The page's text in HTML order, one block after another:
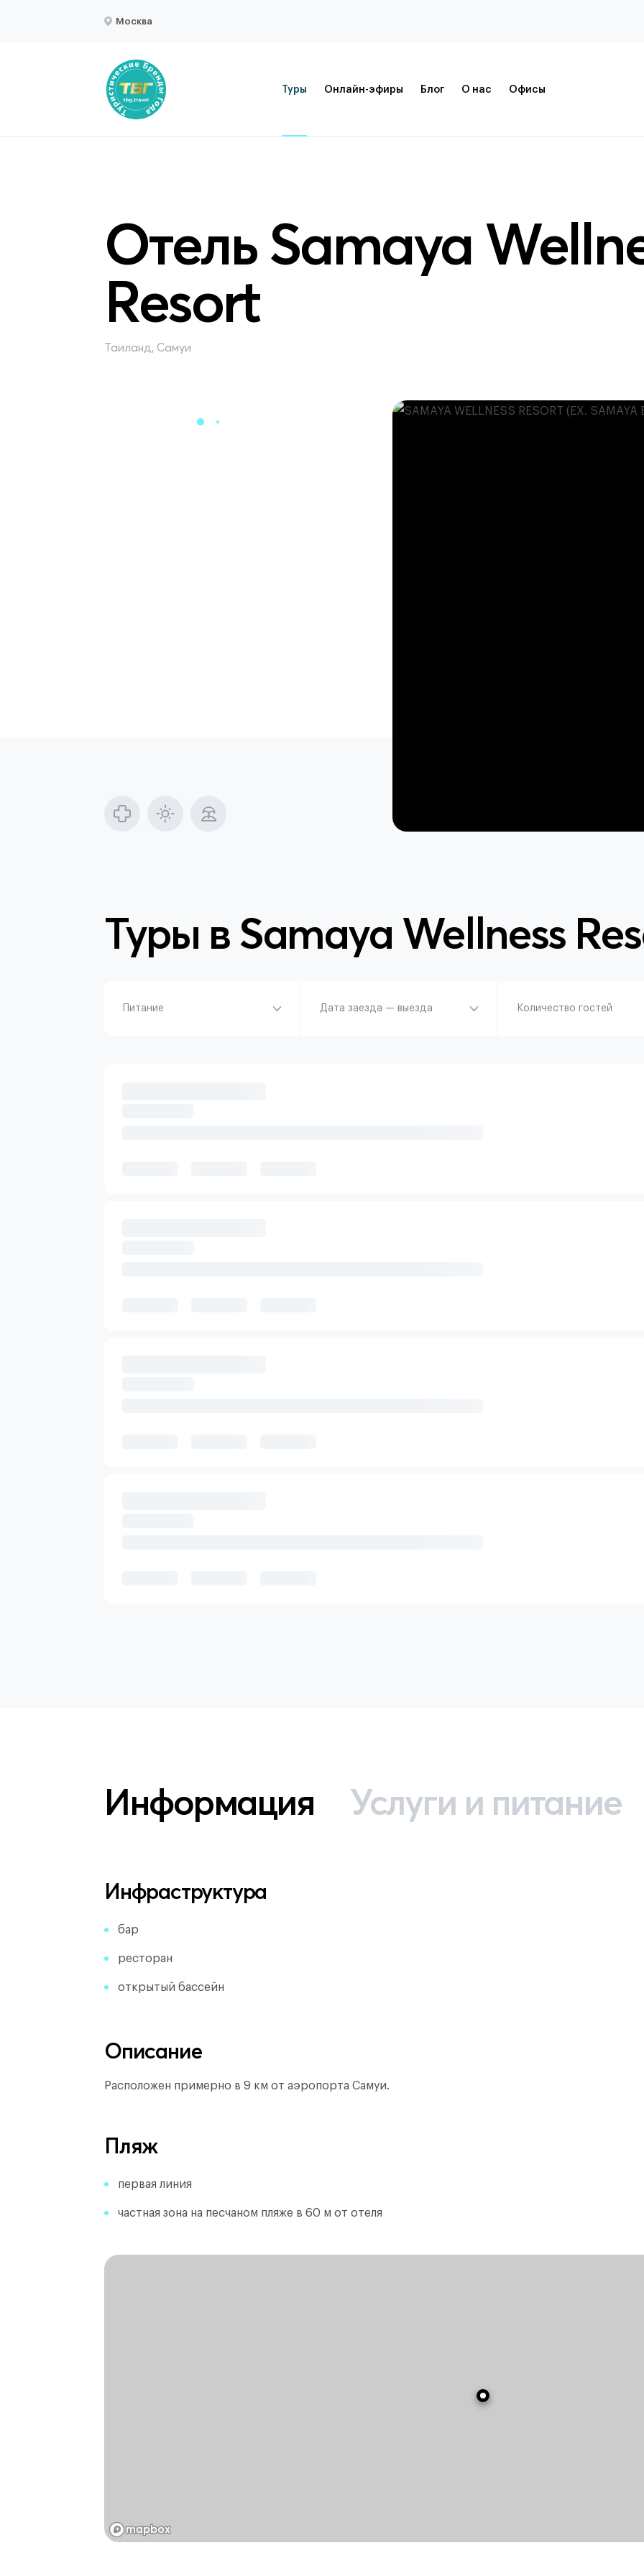
Москва
Туры Онлайн-эфиры Блог О нас Офисы
Отель Samaya
Resort
Таиланд, Самуи
Туры вSamaya Wellness
Питание Дата заезда — выезда Количество гостей
Информация Услуги и питание
Инфраструктура
бар
ресторан
открытый бассейн
Описание
Расположен примерно в 9 км от аэропорта Самуи.
Пляж
первая линия
частная зона на песчаном пляже в 60 м от отеля